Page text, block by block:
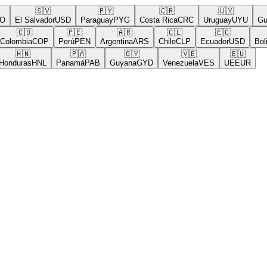
🇸🇻
El SalvadorUSD
🇵🇾
ParaguayPYG
🇨🇷
Costa RicaCRC
🇺🇾
UruguayUYU
🇨🇴
COP
🇵🇪
PerúPEN
🇦🇷
ArgentinaARS
🇨🇱
ChileCLP
🇪🇨
EcuadorUSD
🇭🇳
HNL
🇵🇦
PanamáPAB
🇬🇾
GuyanaGYD
🇻🇪
VenezuelaVES
🇪🇺
UEEUR